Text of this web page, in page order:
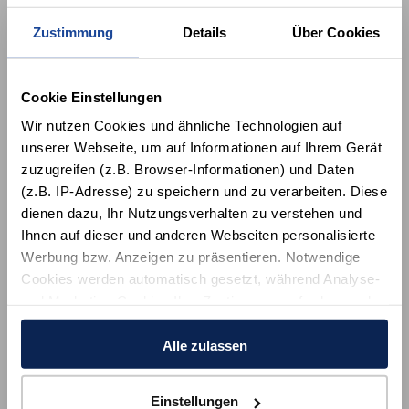
Zustimmung Details Über Cookies
Cookie Einstellungen
Wir nutzen Cookies und ähnliche Technologien auf
unserer Webseite, um auf Informationen auf Ihrem Gerät
zuzugreifen (z.B. Browser-Informationen) und Daten
(z.B. IP-Adresse) zu speichern und zu verarbeiten. Diese
dienen dazu, Ihr Nutzungsverhalten zu verstehen und
Ihnen auf dieser und anderen Webseiten personalisierte
Werbung bzw. Anzeigen zu präsentieren. Notwendige
Cookies werden automatisch gesetzt, während Analyse-
auch außerhalb der EU/EWR, z.B. in den USA,
verarbeitet werden, wo Ihre Daten nicht mit den gleichen
Datenschutzstandards geschützt sind wie in der EU.
Alle zulassen
Einstellungen
nach
DUNSUM
1 Unterkunft
GOTING
7 Unterkünfte